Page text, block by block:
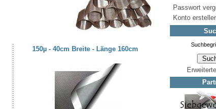
150µ - 40cm Breite - Länge 160cm
Passwort
Konto